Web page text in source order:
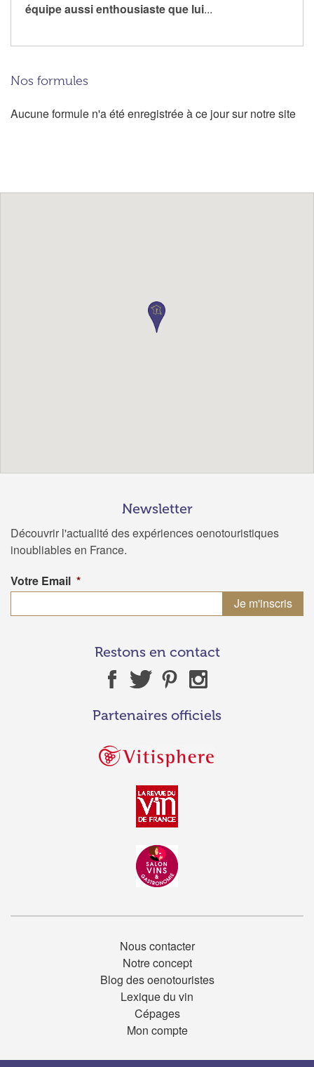
équipe aussi enthousiaste que lui...
Nos formules
Aucune formule n'a été enregistrée à ce jour sur notre site
Newsletter
Découvrir l'actualité des expériences oenotouristiques
inoubliables en France.
Votre Email *
Restons en contact
Partenaires officiels
Nous contacter
Notre concept
Blog des oenotouristes
Lexique du vin
Cépages
Mon compte